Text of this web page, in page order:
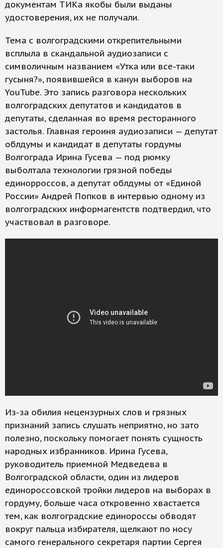
документам ТИКа якобы были выданы
удостоверения, их не получали.
Тема с волгоградскими открепительными
всплыла в скандальной аудиозаписи с
символичным названием «Утка или все-таки
гусыня?», появившейся в канун выборов на
YouTube. Это запись разговора нескольких
волгоградских депутатов и кандидатов в
депутаты, сделанная во время ресторанного
застолья. Главная героиня аудиозаписи — депутат
облдумы и кандидат в депутаты гордумы
Волгограда Ирина Гусева — под рюмку
выболтала технологии грязной победы
единорроссов, а депутат облдумы от «Единой
России» Андрей Попков в интервью одному из
волгоградских информагентств подтвердил, что
участвовал в разговоре.
Из-за обилия нецензурных слов и грязных
признаний запись слушать неприятно, но зато
полезно, поскольку помогает понять сущность
народных избранников. Ирина Гусева,
руководитель приемной Медведева в
Волгоградской области, один из лидеров
единороссовской тройки лидеров на выборах в
гордуму, больше часа откровенно хвастается
тем, как волгоградские единороссы обводят
вокруг пальца избирателя, щелкают по носу
самого генерального секретаря партии Сергея